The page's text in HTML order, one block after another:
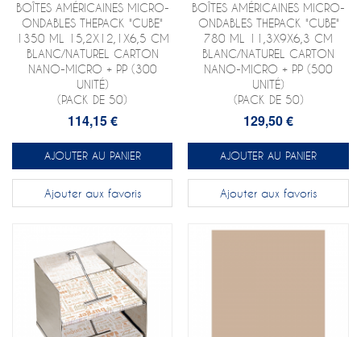
BOÎTES AMÉRICAINES MICRO-
ONDABLES THEPACK "CUBE"
1350 ML 15,2X12,1X6,5 CM
BLANC/NATUREL CARTON
NANO-MICRO + PP (300
UNITÉ)
(PACK DE 50)
114,15 €
AJOUTER AU PANIER
Ajouter aux favoris
BOÎTES AMÉRICAINES MICRO-
ONDABLES THEPACK "CUBE"
780 ML 11,3X9X6,3 CM
BLANC/NATUREL CARTON
NANO-MICRO + PP (500
UNITÉ)
(PACK DE 50)
129,50 €
AJOUTER AU PANIER
Ajouter aux favoris